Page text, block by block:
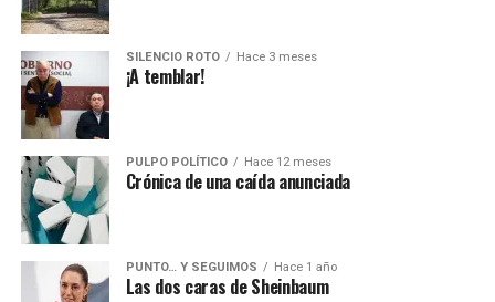
SILENCIO ROTO Hace 3 meses
¡A temblar!
PULPO POLÍTICO Hace 12 meses
Crónica de una caída anunciada
PUNTO… Y SEGUIMOS Hace 1 año
Las dos caras de Sheinbaum